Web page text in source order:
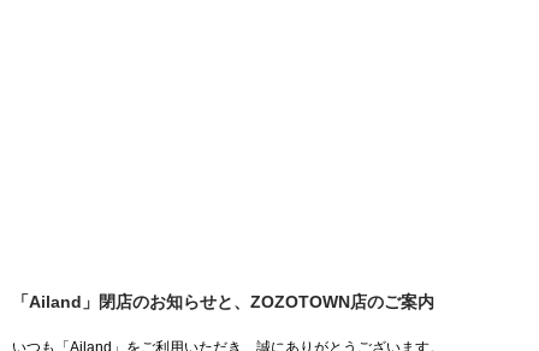
「Ailand」閉店のお知らせと、ZOZOTOWN店のご案内
いつも「Ailand」をご利用いただき、誠にありがとうございます。